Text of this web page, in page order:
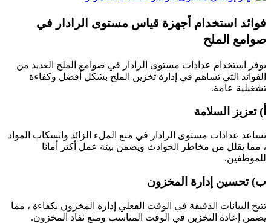
فوائد استخدام أجهزة قياس مستوى الرادار في
صوامع الملح
يوفر استخدام عدادات مستوى الرادار في صوامع الملح العديد من
الفوائد التي تساهم في إدارة تخزين الملح بشكل أفضل وكفاءة
تشغيلية عامة.
أ) تعزيز السلامة
تساعد عدادات مستوى الرادار في منع الملء الزائد وانسكاب المواد
، مما يقلل من مخاطر الحوادث ويضمن بيئة عمل أكثر أمانًا
للموظفين.
ب) تحسين إدارة المخزون
تتيح البيانات الدقيقة في الوقت الفعلي إدارة المخزون بكفاءة ، مما
يضمن إعادة التخزين في الوقت المناسب ومنع نفاد المخزون.